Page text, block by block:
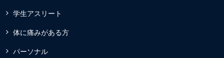
学生アスリート
体に痛みがある方
パーソナル